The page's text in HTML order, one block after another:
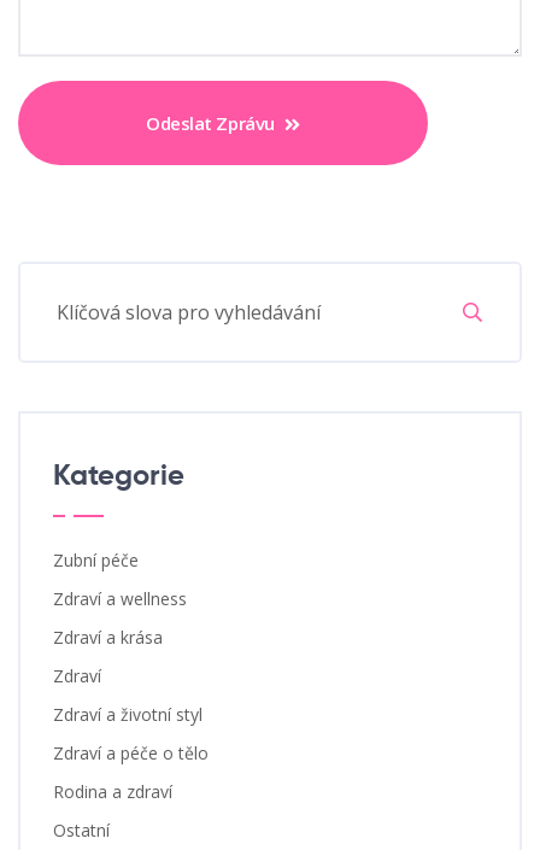
Odeslat Zprávu
Kategorie
Zubní péče
Zdraví a wellness
Zdraví a krása
Zdraví
Zdraví a životní styl
Zdraví a péče o tělo
Rodina a zdraví
Ostatní